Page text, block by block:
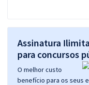
Assinatura
para concursos
O melhor custo
benefício para os seus